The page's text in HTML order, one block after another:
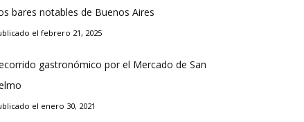
bares notables de Buenos Aires
el febrero 21, 2025
gastronómico por el Mercado de San
el enero 30, 2021